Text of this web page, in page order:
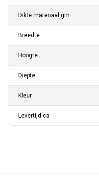
Dikte materiaal gm
Breedte
Hoogte
Diepte
Kleur
Levertijd ca